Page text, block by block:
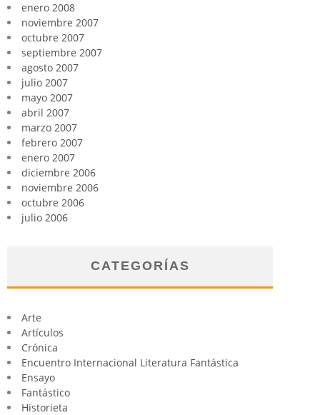
enero 2008
noviembre 2007
octubre 2007
septiembre 2007
agosto 2007
julio 2007
mayo 2007
abril 2007
marzo 2007
febrero 2007
enero 2007
diciembre 2006
noviembre 2006
octubre 2006
julio 2006
CATEGORÍAS
Arte
Artículos
Crónica
Encuentro Internacional Literatura Fantástica
Ensayo
Fantástico
Historieta